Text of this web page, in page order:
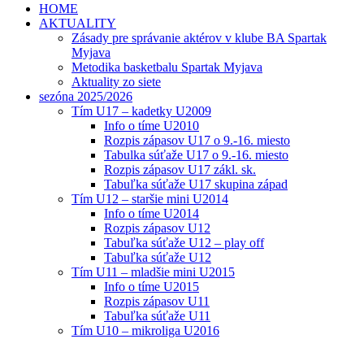
HOME
AKTUALITY
Zásady pre správanie aktérov v klube BA Spartak
Myjava
Metodika basketbalu Spartak Myjava
Aktuality zo siete
sezóna 2025/2026
Tím U17 – kadetky U2009
Info o tíme U2010
Rozpis zápasov U17 o 9.-16. miesto
Tabulka súťaže U17 o 9.-16. miesto
Rozpis zápasov U17 zákl. sk.
Tabuľka súťaže U17 skupina západ
Tím U12 – staršie mini U2014
Info o tíme U2014
Rozpis zápasov U12
Tabuľka súťaže U12 – play off
Tabuľka súťaže U12
Tím U11 – mladšie mini U2015
Info o tíme U2015
Rozpis zápasov U11
Tabuľka súťaže U11
Tím U10 – mikroliga U2016